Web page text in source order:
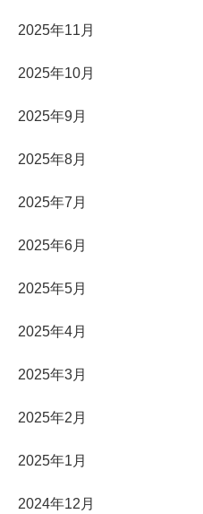
2025年11月
2025年10月
2025年9月
2025年8月
2025年7月
2025年6月
2025年5月
2025年4月
2025年3月
2025年2月
2025年1月
2024年12月